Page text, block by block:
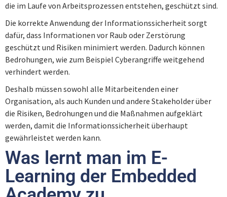
Quiz – Praktische Umsetzung
Quiz – Funktionalität
Testen und Maßnahmen
Quiz – Testen und Maßnahmen
die im Laufe von Arbeitsprozessen entstehen, geschützt sind.
Die korrekte Anwendung der Informationssicherheit sorgt
dafür, dass Informationen vor Raub oder Zerstörung
geschützt und Risiken minimiert werden. Dadurch können
Bedrohungen, wie zum Beispiel Cyberangriffe weitgehend
verhindert werden.
Deshalb müssen sowohl alle Mitarbeitenden einer
Organisation, als auch Kunden und andere Stakeholder über
die Risiken, Bedrohungen und die Maßnahmen aufgeklärt
werden, damit die Informationssicherheit überhaupt
gewährleistet werden kann.
Was lernt man im E-
Learning der Embedded